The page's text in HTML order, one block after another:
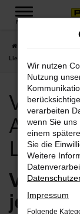
Zum
MENÜ
Lieferservice nach Jena
Volvo
Volvo
jetzt
Wir nutzen
Nutzung
verarbeiten
wenn Sie uns
einem
Sie die
Weitere
Impressum
Folgende